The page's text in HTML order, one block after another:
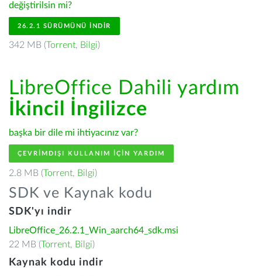
değiştirilsin mi?
26.2.1 SÜRÜMÜNÜ İNDIR
342 MB (Torrent, Bilgi)
LibreOffice Dahili yardım
İkincil İngilizce
başka bir dile mi ihtiyacınız var?
ÇEVRIMDIŞI KULLANIM IÇIN YARDIM
2.8 MB (Torrent, Bilgi)
SDK ve Kaynak kodu
SDK'yı indir
LibreOffice_26.2.1_Win_aarch64_sdk.msi
22 MB (Torrent, Bilgi)
Kaynak kodu indir